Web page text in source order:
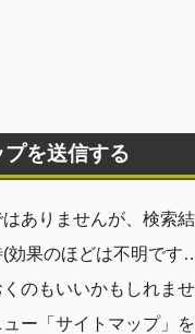
を送信する
ありませんが、検索
効果のほどは不明です
のもいいかもしれませ
ー「サイトマップ」